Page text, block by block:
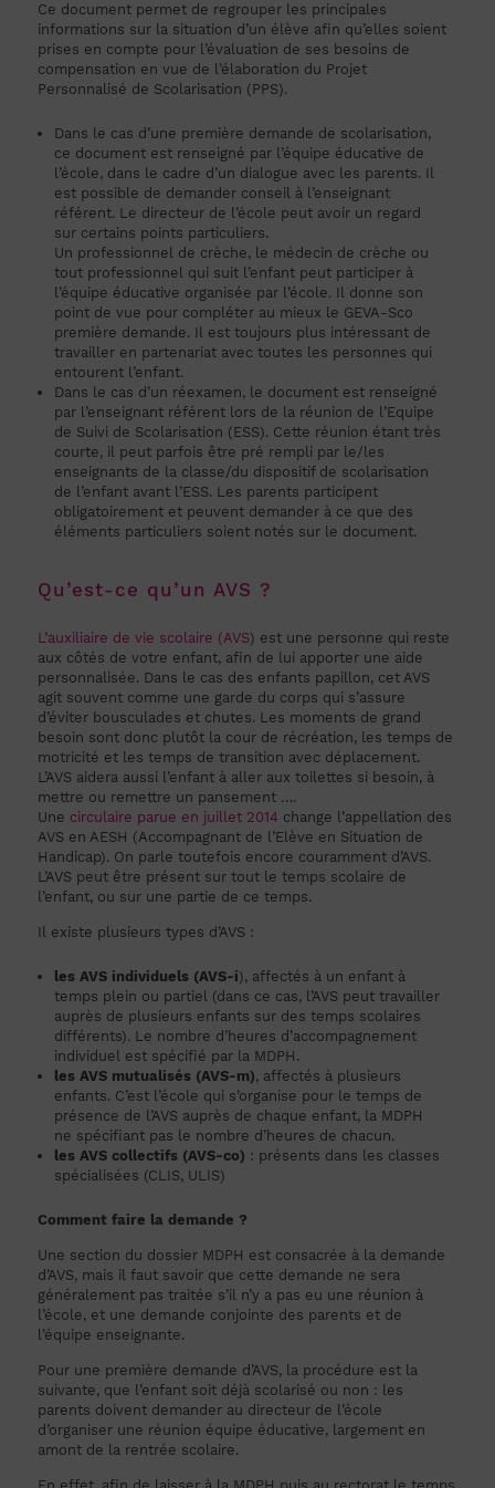
Ce document permet de regrouper les principales
informations sur la situation d’un élève afin qu’elles soient
prises en compte pour l’évaluation de ses besoins de
compensation en vue de l’élaboration du Projet
Personnalisé de Scolarisation (PPS).
Dans le cas d’une première demande de scolarisation,
ce document est renseigné par l’équipe éducative de
l’école, dans le cadre d’un dialogue avec les parents. Il
est possible de demander conseil à l’enseignant
référent. Le directeur de l’école peut avoir un regard
sur certains points particuliers.
Un professionnel de crèche, le médecin de crèche ou
tout professionnel qui suit l’enfant peut participer à
l’équipe éducative organisée par l’école. Il donne son
point de vue pour compléter au mieux le GEVA-Sco
première demande. Il est toujours plus intéressant de
travailler en partenariat avec toutes les personnes qui
entourent l’enfant.
Dans le cas d’un réexamen, le document est renseigné
par l’enseignant référent lors de la réunion de l’Equipe
de Suivi de Scolarisation (ESS). Cette réunion étant très
courte, il peut parfois être pré rempli par le/les
enseignants de la classe/du dispositif de scolarisation
de l’enfant avant l’ESS. Les parents participent
obligatoirement et peuvent demander à ce que des
éléments particuliers soient notés sur le document.
Qu’est-ce qu’un AVS ?
L’auxiliaire de vie scolaire (AVS) est une personne qui reste
aux côtés de votre enfant, afin de lui apporter une aide
personnalisée. Dans le cas des enfants papillon, cet AVS
agit souvent comme une garde du corps qui s’assure
d’éviter bousculades et chutes. Les moments de grand
besoin sont donc plutôt la cour de récréation, les temps de
motricité et les temps de transition avec déplacement.
L’AVS aidera aussi l’enfant à aller aux toilettes si besoin, à
mettre ou remettre un pansement ….
Une circulaire parue en juillet 2014 change l’appellation des
AVS en AESH (Accompagnant de l’Elève en Situation de
Handicap). On parle toutefois encore couramment d’AVS.
L’AVS peut être présent sur tout le temps scolaire de
l’enfant, ou sur une partie de ce temps.
Il existe plusieurs types d’AVS :
les AVS individuels (AVS-i), affectés à un enfant à
temps plein ou partiel (dans ce cas, l’AVS peut travailler
auprès de plusieurs enfants sur des temps scolaires
différents). Le nombre d’heures d’accompagnement
individuel est spécifié par la MDPH.
les AVS mutualisés (AVS-m), affectés à plusieurs
enfants. C’est l’école qui s’organise pour le temps de
présence de l’AVS auprès de chaque enfant, la MDPH
ne spécifiant pas le nombre d’heures de chacun.
les AVS collectifs (AVS-co) : présents dans les classes
spécialisées (CLIS, ULIS)
Comment faire la demande ?
Une section du dossier MDPH est consacrée à la demande
d’AVS, mais il faut savoir que cette demande ne sera
généralement pas traitée s’il n’y a pas eu une réunion à
l’école, et une demande conjointe des parents et de
l’équipe enseignante.
Pour une première demande d’AVS, la procédure est la
suivante, que l’enfant soit déjà scolarisé ou non : les
parents doivent demander au directeur de l’école
d’organiser une réunion équipe éducative, largement en
amont de la rentrée scolaire.